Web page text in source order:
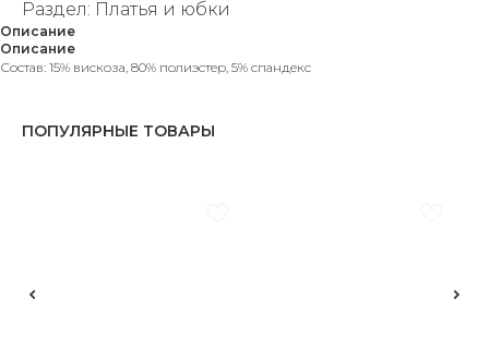
Раздел: Платья и юбки
Описание
Описание
Состав: 15% вискоза, 80% полиэстер, 5% спандекс
ПОПУЛЯРНЫЕ ТОВАРЫ